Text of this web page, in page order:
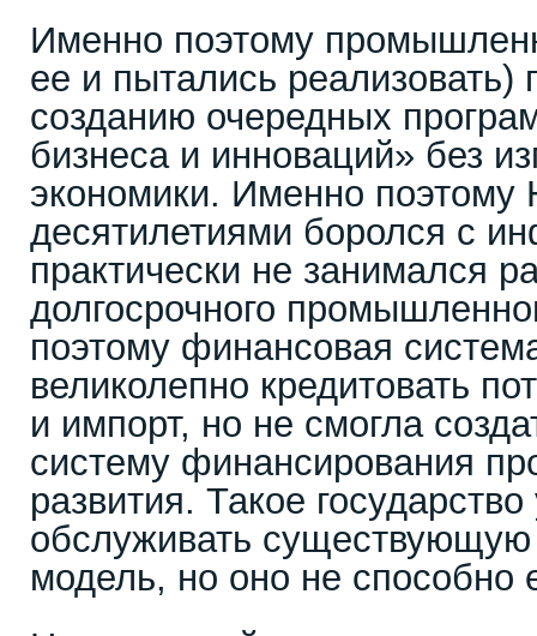
Именно поэтому
ее и пытались реализовать)
созданию очередных
бизнеса и инноваций» без
экономики. Именно поэтому
десятилетиями боролся с
практически не занимался
долгосрочного
поэтому финансовая
великолепно кредитовать
и импорт, но не смогла
систему финансирования
развития. Такое
обслуживать
модель, но оно не способно